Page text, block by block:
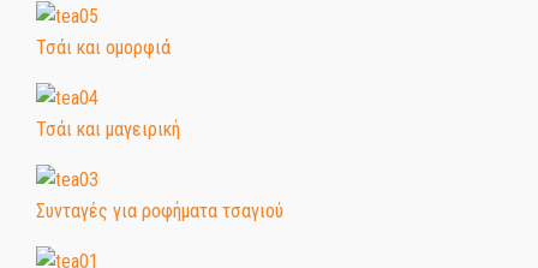
Τσάι και ομορφιά
Τσάι και μαγειρική
Συνταγές για ροφήματα τσαγιού